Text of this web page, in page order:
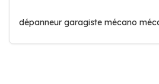
dépanneur garagiste mécano